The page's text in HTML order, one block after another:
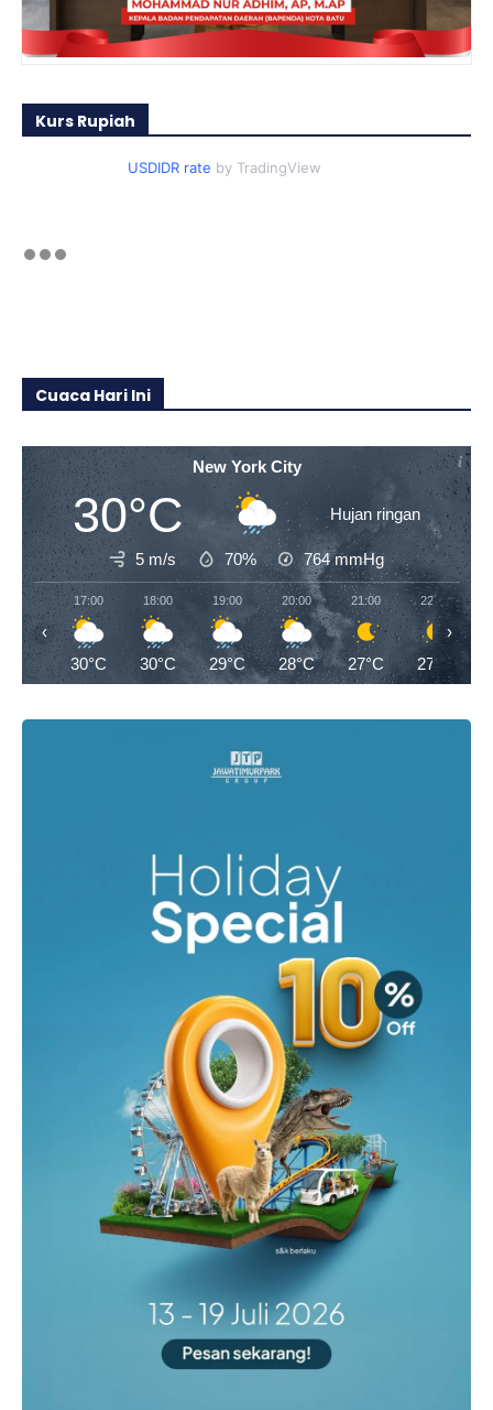
Kurs Rupiah
USDIDR rate by TradingView
Cuaca Hari Ini
New York City
30°C Hujan ringan
5 m/s 70% 764mmHg
17:00
30°C
18:00
30°C
19:00
29°C
20:00
28°C
21:00
27°C
22:00
27°C
‹ ›